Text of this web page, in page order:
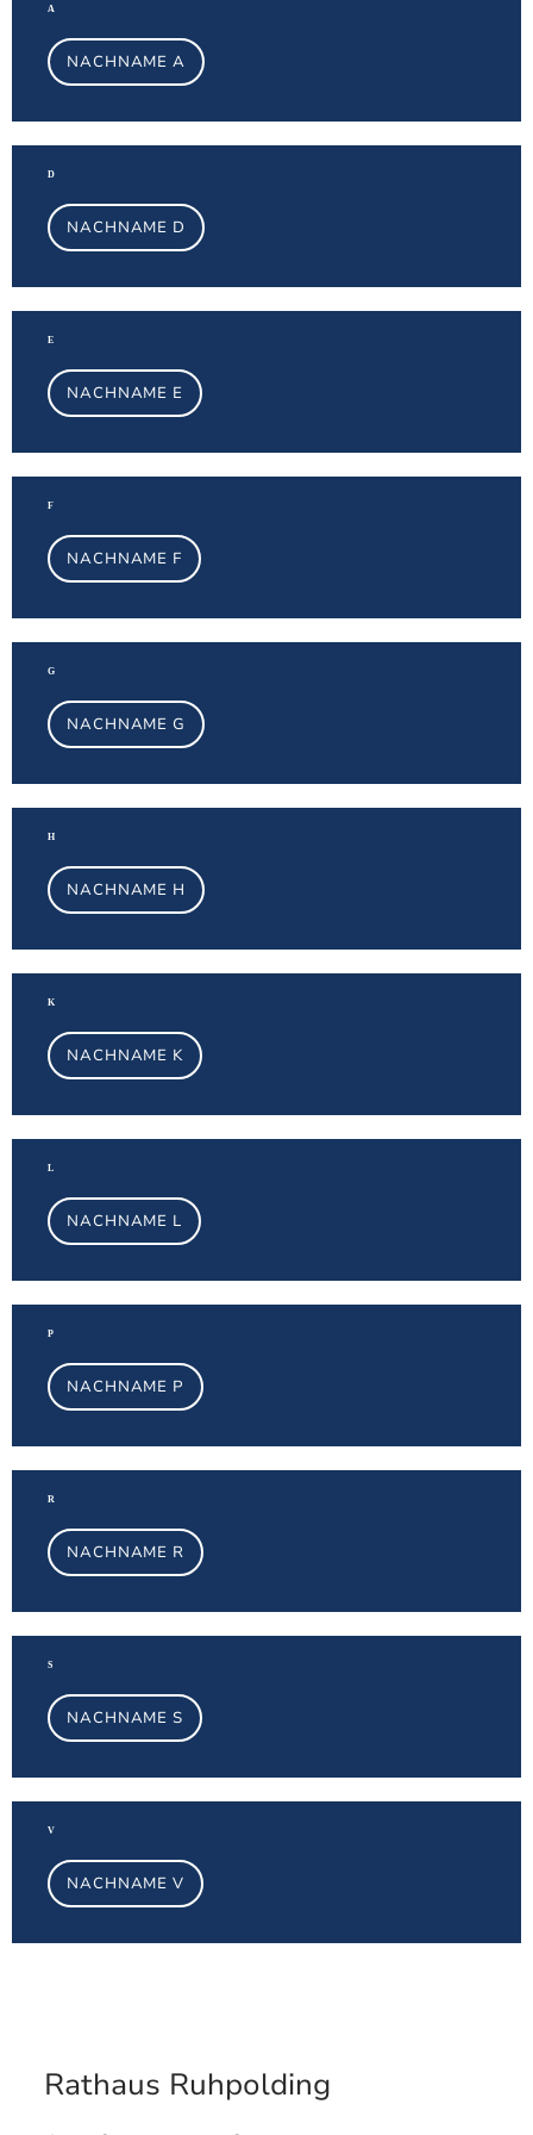
A
NACHNAME A
D
NACHNAME D
E
NACHNAME E
F
NACHNAME F
G
NACHNAME G
H
NACHNAME H
K
NACHNAME K
L
NACHNAME L
P
NACHNAME P
R
NACHNAME R
S
NACHNAME S
V
NACHNAME V
Rathaus Ruhpolding